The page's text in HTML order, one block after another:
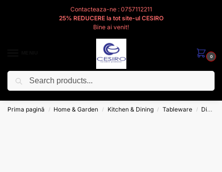
Contacteaza-ne : 0757112211
25% REDUCERE la tot site-ul CESIRO
Bine ai venit!
0
Cesiro
Prima pagină / Home & Garden / Kitchen & Dining / Tableware / Dinnerware